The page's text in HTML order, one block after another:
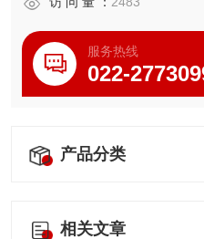
服务热线
022-
产品分类
相关文章